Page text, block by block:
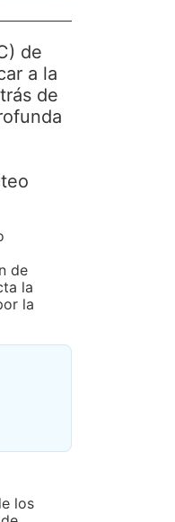
de
a la
de
de
la
la
los